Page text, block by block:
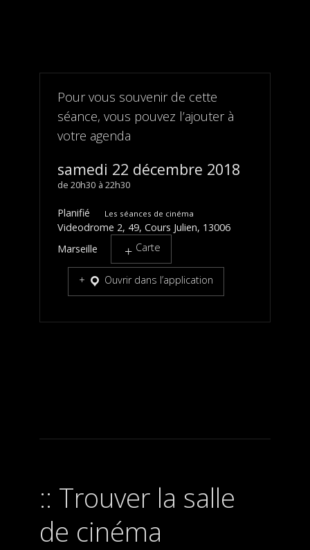
Pour vous souvenir de cette
séance, vous pouvez l’ajouter à
votre agenda
samedi 22 décembre 2018
20h30 22h30
Planifié Les séances de cinéma
Videodrome 2, 49, Cours Julien, 13006
Marseille
Carte
Ouvrir dans l’application
Trouver la salle
de cinéma